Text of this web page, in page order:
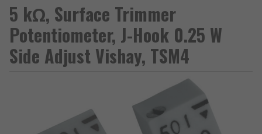
5 kΩ, Surface Trimmer
Potentiometer, J-Hook 0.25 W
Side Adjust Vishay, TSM4